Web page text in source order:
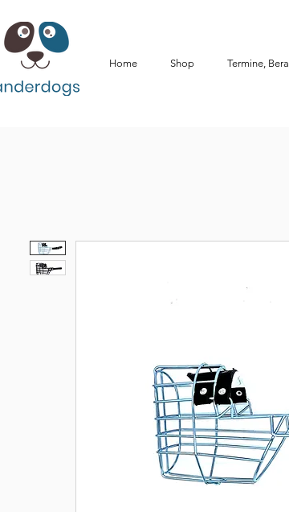
Home Shop Termine,